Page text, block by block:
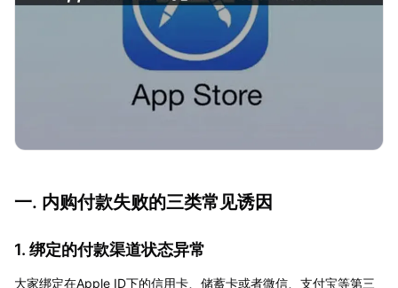
一. 内购付款失败的三类常见诱因
1. 绑定的付款渠道状态异常
大家绑定在Apple ID下的信用卡、储蓄卡或者微信、支付宝等第三